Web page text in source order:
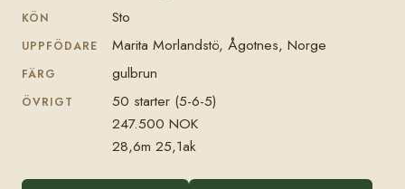
KÖN Sto
UPPFÖDARE Marita Morlandstö, Ågotnes, Norge
FÄRG gulbrun
ÖVRIGT
50 starter (5-6-5)
247.500 NOK
28,6m 25,1ak